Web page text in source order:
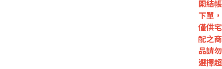
開結帳
下單，
僅供宅
配之商
品請勿
選擇超